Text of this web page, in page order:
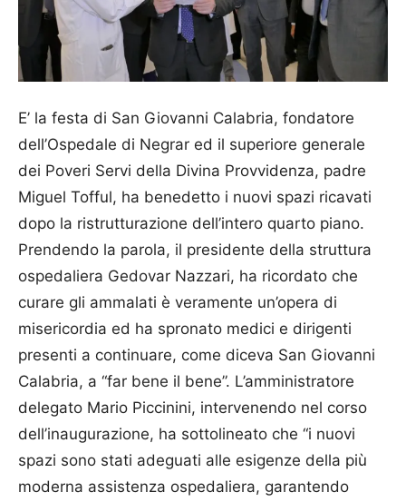
E’ la festa di San Giovanni Cala­bria, fondatore
dell’Ospedale di Negrar ed il superiore generale
dei Poveri Servi della Divina Provvi­den­za, padre
Miguel Tofful, ha benedetto i nuovi spazi ricavati
dopo la ristrutturazione dell’intero quarto pia­no.
Prenden­do la parola, il presidente della struttura
ospedaliera Gedovar Nazzari, ha ricordato che
curare gli ammalati è veramente un’opera di
misericordia ed ha spronato medici e dirigenti
presenti a continuare, come diceva San Gio­vanni
Calabria, a “far bene il bene”. L’ammini­stratore
delegato Mario Picci­ni­ni, intervenendo nel corso
dell’inaugurazione, ha sottolineato che “i nuovi
spazi sono stati adeguati alle esigenze della più
moderna assistenza ospedaliera, garantendo